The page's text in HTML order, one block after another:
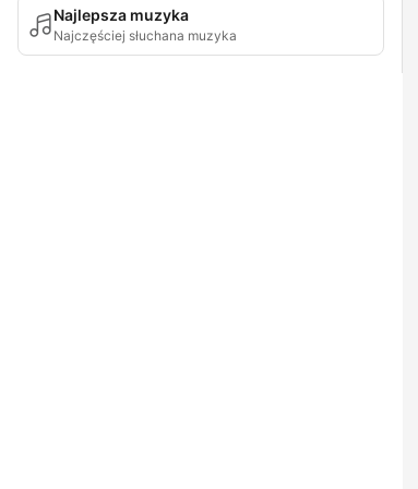
Najlepsza muzyka
Najczęściej słuchana muzyka